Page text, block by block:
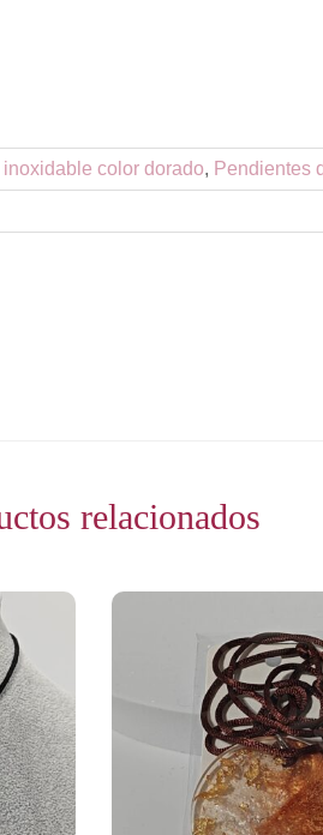
color dorado, Pendientes
relacionados